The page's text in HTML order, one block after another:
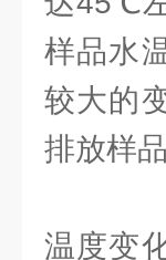
样品水
较大的
排放样
2
温度变